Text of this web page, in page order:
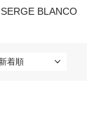
SERGE BLANCO